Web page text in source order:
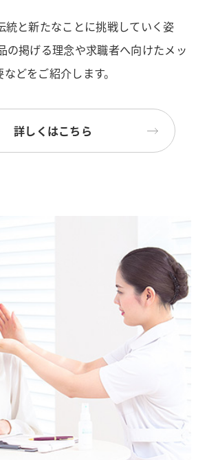
統と新たなことに挑戦していく姿
の掲げる理念や求職者へ向けたメッ
どをご紹介します。
詳しくはこちら